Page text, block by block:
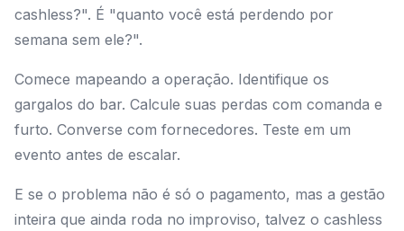
cashless?". É "quanto você está perdendo por
semana sem ele?".
Comece mapeando a operação. Identifique os
gargalos do bar. Calcule suas perdas com comanda e
furto. Converse com fornecedores. Teste em um
evento antes de escalar.
E se o problema não é só o pagamento, mas a gestão
inteira que ainda roda no improviso, talvez o cashless